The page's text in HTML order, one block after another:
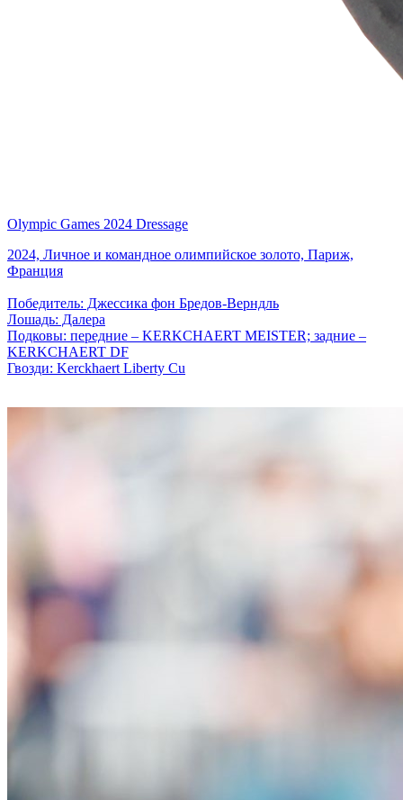
Olympic Games 2024 Dressage
2024, Личное и командное олимпийское золото, Париж,
Франция
Победитель: Джессика фон Бредов-Верндль
Лошадь: Далера
Подковы: передние – KERKCHAERT MEISTER; задние –
KERKCHAERT DF
Гвозди: Kerckhaert Liberty Cu